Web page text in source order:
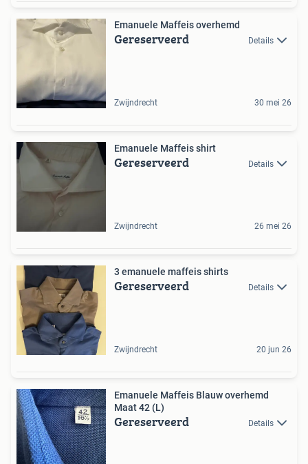
Emanuele Maffeis overhemd
Gereserveerd Details
Zwijndrecht 30 mei 26
Emanuele Maffeis shirt
Gereserveerd Details
Zwijndrecht 26 mei 26
3 emanuele maffeis shirts
Gereserveerd Details
Zwijndrecht 20 jun 26
Emanuele Maffeis Blauw overhemd
Maat 42 (L)
Gereserveerd Details